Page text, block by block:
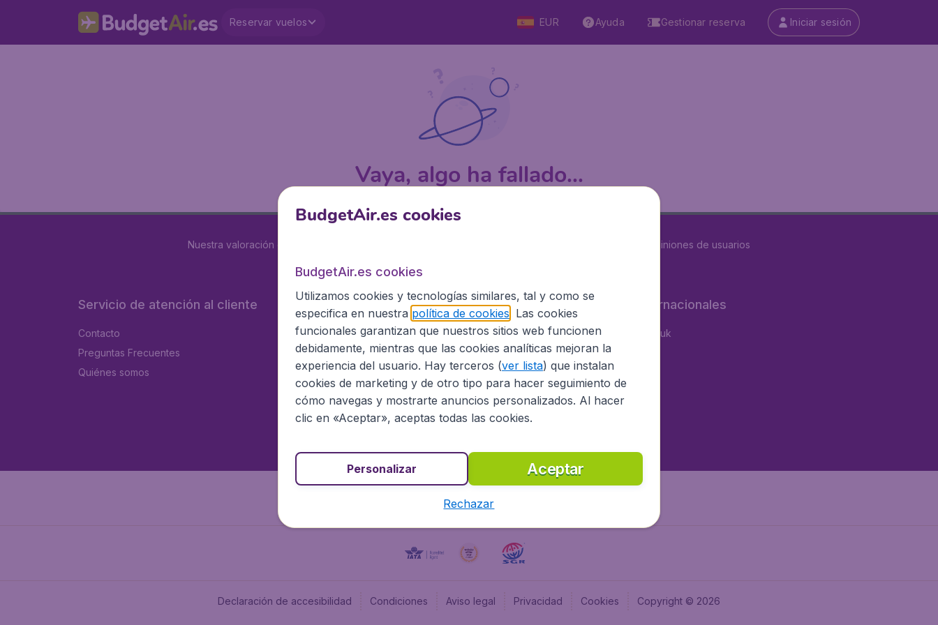
Reservar vuelos EUR Ayuda Gestionar reserva Iniciar sesión
Vaya, algo ha fallado...
Nuestra valoración es opiniones de usuarios
Servicio de atención al cliente
Contacto
Preguntas Frecuentes
Quiénes somos
BudgetAir.es
Programa afiliados
Información Legal
Oportunidades profesionales
Sitios internacionales
BudgetAir.co.uk
Flugladen.de
BudgetAir.fr
Declaración de accesibilidad Condiciones Aviso legal Privacidad Cookies Copyright © 2026
BudgetAir.es cookies
BudgetAir.es cookies
Utilizamos cookies y tecnologías similares, tal y como se
especifica en nuestra política de cookies . Las cookies
funcionales garantizan que nuestros sitios web funcionen
debidamente, mientras que las cookies analíticas mejoran la
experiencia del usuario. Hay terceros (ver lista) que instalan
cookies de marketing y de otro tipo para hacer seguimiento de
cómo navegas y mostrarte anuncios personalizados. Al hacer
clic en «Aceptar», aceptas todas las cookies.
Aceptar
Personalizar
Rechazar